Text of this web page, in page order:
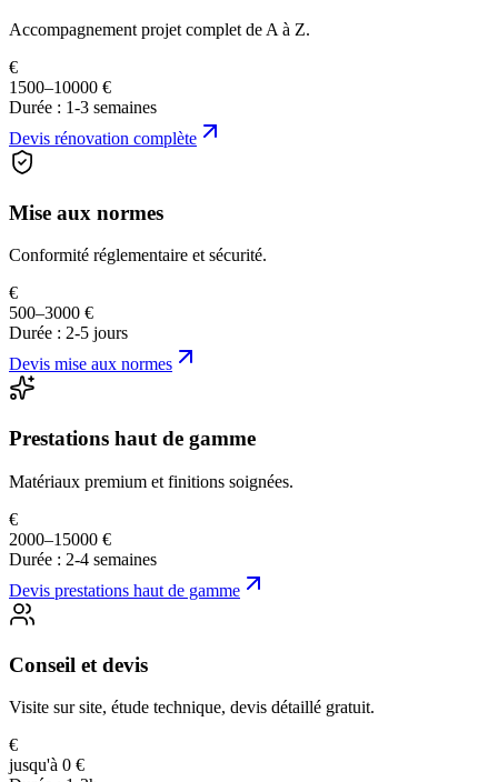
Accompagnement projet complet de A à Z.
€
1500–10000 €
Durée : 1-3 semaines
Devis rénovation complète
Mise aux normes
Conformité réglementaire et sécurité.
€
500–3000 €
Durée : 2-5 jours
Devis mise aux normes
Prestations haut de gamme
Matériaux premium et finitions soignées.
€
2000–15000 €
Durée : 2-4 semaines
Devis prestations haut de gamme
Conseil et devis
Visite sur site, étude technique, devis détaillé gratuit.
€
jusqu'à 0 €